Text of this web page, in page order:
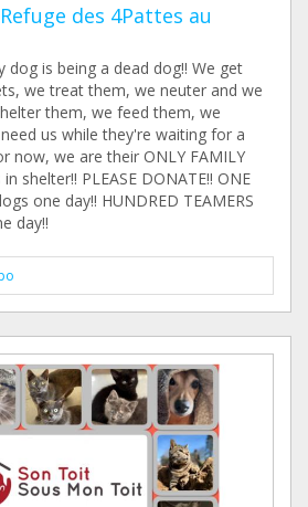
des 4Pattes au
dog is being a dead dog!! We get
we treat them, we neuter and we
them, we feed them, we
us while they're waiting for a
now, we are their ONLY FAMILY
shelter!! PLEASE DONATE!! ONE
one day!! HUNDRED TEAMERS
day!!